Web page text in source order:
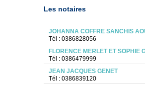
Les notaires
JOHANNA COFFRE SANCHIS
Tél : 0386828056
FLORENCE MERLET ET SOPHIE
Tél : 0386479999
JEAN JACQUES GENET
Tél : 0386839120